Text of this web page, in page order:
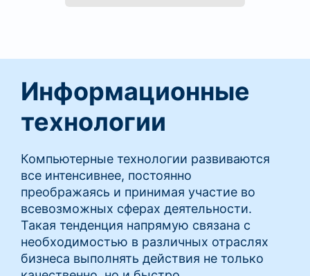
Информационные
технологии
Компьютерные технологии развиваются
все интенсивнее, постоянно
преображаясь и принимая участие во
всевозможных сферах деятельности.
Такая тенденция напрямую связана с
необходимостью в различных отраслях
бизнеса выполнять действия не только